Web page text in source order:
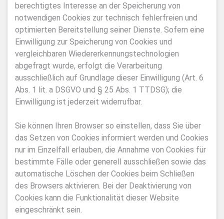
berechtigtes Interesse an der Speicherung von
notwendigen Cookies zur technisch fehlerfreien und
optimierten Bereitstellung seiner Dienste. Sofern eine
Einwilligung zur Speicherung von Cookies und
vergleichbaren Wiedererkennungstechnologien
abgefragt wurde, erfolgt die Verarbeitung
ausschließlich auf Grundlage dieser Einwilligung (Art. 6
Abs. 1 lit. a DSGVO und § 25 Abs. 1 TTDSG); die
Einwilligung ist jederzeit widerrufbar.
Sie können Ihren Browser so einstellen, dass Sie über
das Setzen von Cookies informiert werden und Cookies
nur im Einzelfall erlauben, die Annahme von Cookies für
bestimmte Fälle oder generell ausschließen sowie das
automatische Löschen der Cookies beim Schließen
des Browsers aktivieren. Bei der Deaktivierung von
Cookies kann die Funktionalität dieser Website
eingeschränkt sein.